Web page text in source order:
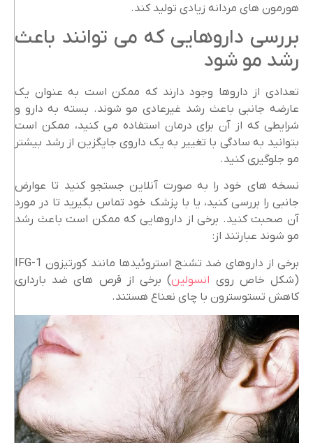
هورمون های مردانه زیادی تولید کند.
بررسی داروهایی که می توانند باعث
رشد مو شود
تعدادی از داروها وجود دارند که ممکن است به عنوان یک
عارضه جانبی باعث رشد غیرعادی مو شوند. بسته به دارو و
شرایطی که از آن برای درمان استفاده می کنید، ممکن است
بتوانید به سادگی با تغییر به یک داروی جایگزین از رشد بیشتر
مو جلوگیری کنید.
نسخه های خود را به صورت آنلاین جستجو کنید تا عوارض
جانبی را بررسی کنید، یا با پزشک خود تماس بگیرید تا در مورد
آن صحبت کنید. برخی از داروهایی که ممکن است باعث رشد
مو شوند عبارتند از:
برخی از داروهای ضد تشنج استروئیدها مانند کورتیزون IFG-1
(شکل خاص روی انسولین) برخی از قرص های ضد بارداری
کاهش تستوسترون با چای نعناع هستند.